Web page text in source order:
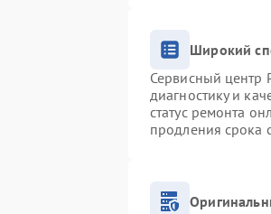
Широкий
Сервисный центр
диагностику и
статус ремонта
продления срока